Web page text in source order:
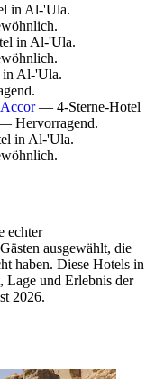
in Al-'Ula.
in Al-'Ula.
Al-'Ula.
— 4-Sterne-Hotel
Hervorragend.
in Al-'Ula.
echter
ausgewählt, die
haben. Diese Hotels in
Lage und Erlebnis der
2026.